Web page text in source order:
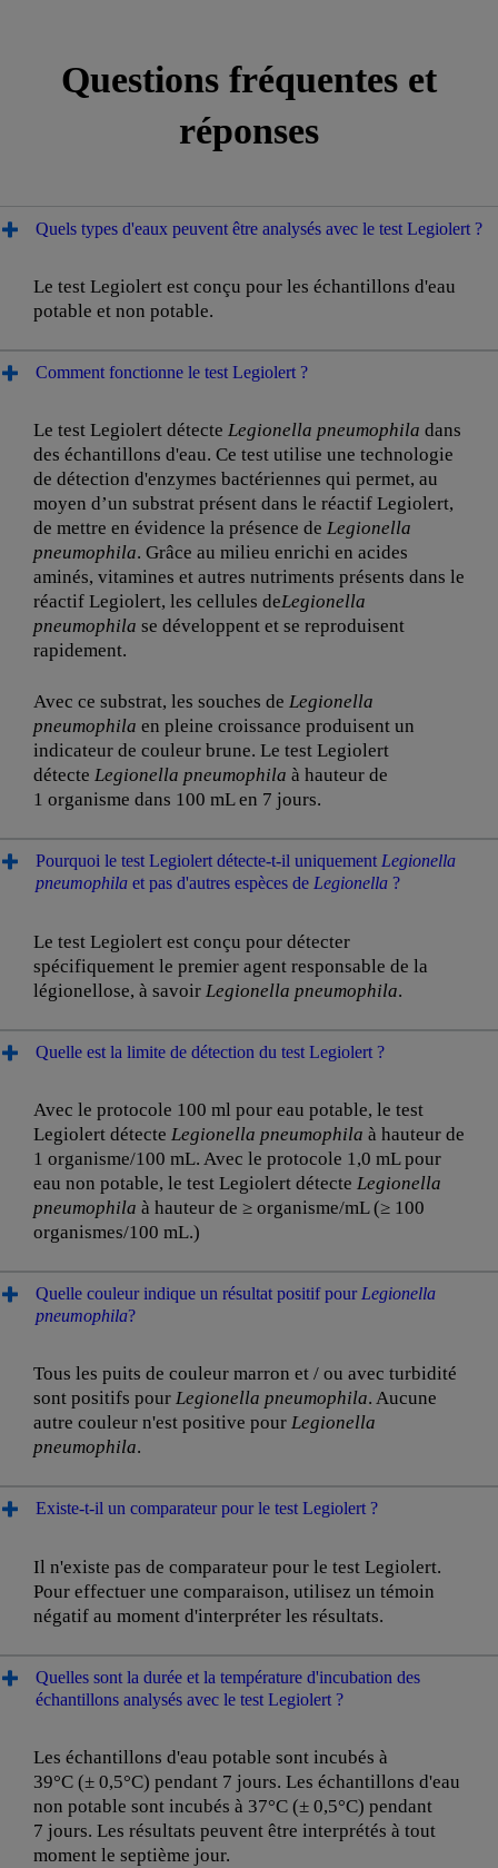
Questions fréquentes et
réponses
Quels types d'eaux peuvent être analysés avec le test Legiolert ?
Le test Legiolert est conçu pour les échantillons d'eau
potable et non potable.
Comment fonctionne le test Legiolert ?
Le test Legiolert détecte Legionella pneumophila dans
des échantillons d'eau. Ce test utilise une technologie
de détection d'enzymes bactériennes qui permet, au
moyen d’un substrat présent dans le réactif Legiolert,
de mettre en évidence la présence de Legionella
pneumophila. Grâce au milieu enrichi en acides
aminés, vitamines et autres nutriments présents dans le
réactif Legiolert, les cellules deLegionella
pneumophila se développent et se reproduisent
rapidement.
Avec ce substrat, les souches de Legionella
pneumophila en pleine croissance produisent un
indicateur de couleur brune. Le test Legiolert
détecte Legionella pneumophila à hauteur de
1 organisme dans 100 mL en 7 jours.
Pourquoi le test Legiolert détecte-t-il uniquementLegionella
pneumophila et pas d'autres espèces de Legionella ?
Le test Legiolert est conçu pour détecter
spécifiquement le premier agent responsable de la
légionellose, à savoir Legionella pneumophila.
Quelle est la limite de détection du test Legiolert ?
Avec le protocole 100 ml pour eau potable, le test
Legiolert détecte Legionella pneumophila à hauteur de
1 organisme/100 mL. Avec le protocole 1,0 mL pour
eau non potable, le test Legiolert détecte Legionella
pneumophila à hauteur de ≥ organisme/mL (≥ 100
organismes/100 mL.)
Quelle couleur indique un résultat positif pour Legionella
pneumophila?
Tous les puits de couleur marron et / ou avec turbidité
sont positifs pour Legionella pneumophila. Aucune
autre couleur n'est positive pour Legionella
pneumophila.
Existe-t-il un comparateur pour le test Legiolert ?
Il n'existe pas de comparateur pour le test Legiolert.
Pour effectuer une comparaison, utilisez un témoin
négatif au moment d'interpréter les résultats.
Quelles sont la durée et la température d'incubation des
échantillons analysés avec le test Legiolert ?
Les échantillons d'eau potable sont incubés à
39°C (± 0,5°C) pendant 7 jours. Les échantillons d'eau
non potable sont incubés à 37°C (± 0,5°C) pendant
7 jours. Les résultats peuvent être interprétés à tout
moment le septième jour.